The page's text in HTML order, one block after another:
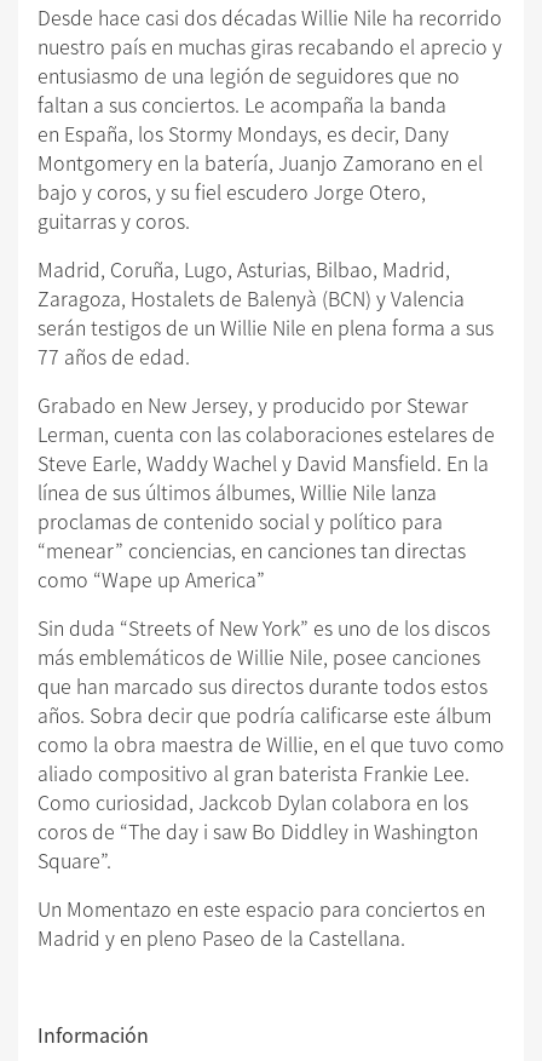
Desde hace casi dos décadas Willie Nile ha recorrido
nuestro país en muchas giras recabando el aprecio y
entusiasmo de una legión de seguidores que no
faltan a sus conciertos. Le acompaña la banda
en España, los Stormy Mondays, es decir, Dany
Montgomery en la batería, Juanjo Zamorano en el
bajo y coros, y su fiel escudero Jorge Otero,
guitarras y coros.
Madrid, Coruña, Lugo, Asturias, Bilbao, Madrid,
Zaragoza, Hostalets de Balenyà (BCN) y Valencia
serán testigos de un Willie Nile en plena forma a sus
77 años de edad.
Grabado en New Jersey, y producido por Stewar
Lerman, cuenta con las colaboraciones estelares de
Steve Earle, Waddy Wachel y David Mansfield. En la
línea de sus últimos álbumes, Willie Nile lanza
proclamas de contenido social y político para
“menear” conciencias, en canciones tan directas
como “Wape up America”
Sin duda “Streets of New York” es uno de los discos
más emblemáticos de Willie Nile, posee canciones
que han marcado sus directos durante todos estos
años. Sobra decir que podría calificarse este álbum
como la obra maestra de Willie, en el que tuvo como
aliado compositivo al gran baterista Frankie Lee.
Como curiosidad, Jackcob Dylan colabora en los
coros de “The day i saw Bo Diddley in Washington
Square”.
Un Momentazo en este espacio para conciertos en
Madrid y en pleno Paseo de la Castellana.
Información